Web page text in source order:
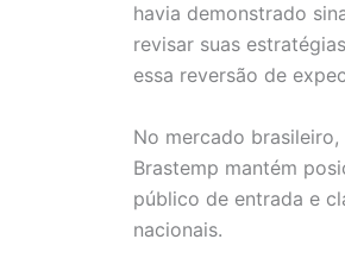
havia demonstrado
revisar suas
essa reversão de
No mercado
Brastemp mantém
público de entrada e
nacionais.